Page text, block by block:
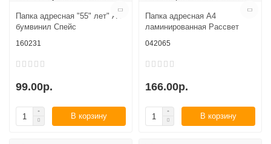
Папка адресная "55" лет" А4
бумвинил Спейс
160231
99.00р.
В корзину
Папка адресная А4
ламинированная Рассвет
042065
166.00р.
В корзину